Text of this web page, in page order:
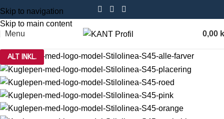
Skip to navigation
Skip to main content
Menu
0,00
ALT INKL.